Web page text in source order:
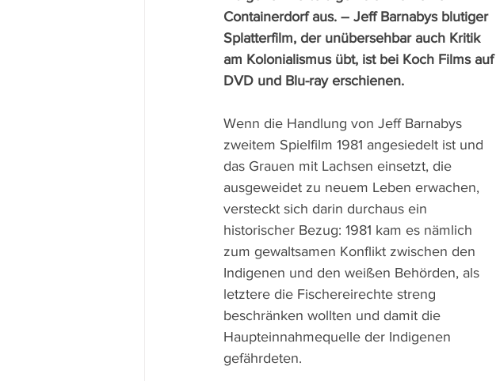
Containerdorf aus. – Jeff Barnabys blutiger
Splatterfilm, der unübersehbar auch Kritik
am Kolonialismus übt, ist bei Koch Films auf
DVD und Blu-ray erschienen.
Wenn die Handlung von Jeff Barnabys
zweitem Spielfilm 1981 angesiedelt ist und
das Grauen mit Lachsen einsetzt, die
ausgeweidet zu neuem Leben erwachen,
versteckt sich darin durchaus ein
historischer Bezug: 1981 kam es nämlich
zum gewaltsamen Konflikt zwischen den
Indigenen und den weißen Behörden, als
letztere die Fischereirechte streng
beschränken wollten und damit die
Haupteinnahmequelle der Indigenen
gefährdeten.